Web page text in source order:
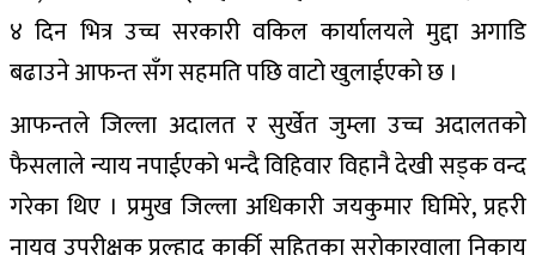
४ दिन भित्र उच्च सरकारी वकिल कार्यालयले मुद्दा अगाडि
बढाउने आफन्त सँग सहमति पछि वाटो खुलाईएको छ ।
आफन्तले जिल्ला अदालत र सुर्खेत जुम्ला उच्च अदालतको
फैसलाले न्याय नपाईएको भन्दै विहिवार विहानै देखी सड्क वन्द
गरेका थिए । प्रमुख जिल्ला अधिकारी जयकुमार घिमिरे, प्रहरी